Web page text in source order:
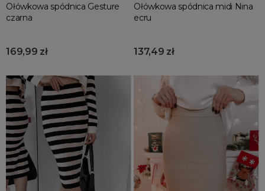
Ołówkowa spódnica Gesture
czarna
169,99 zł
Ołówkowa spódnica midi Nina
ecru
137,49 zł